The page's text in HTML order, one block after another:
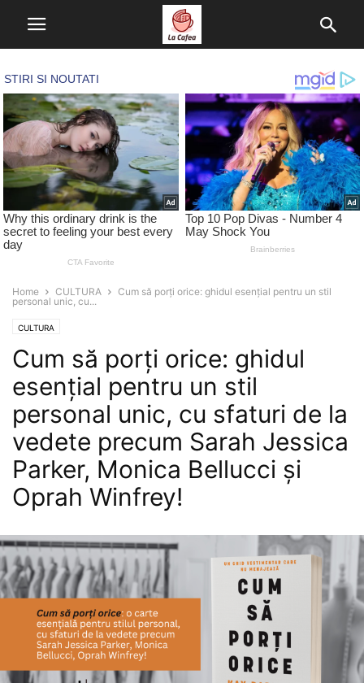
Home CULTURA
Cum să porți orice: ghidul esențial pentru un stil
personal unic, cu...
CULTURA
Cum să porți orice: ghidul
esențial pentru un stil
personal unic, cu sfaturi de la
vedete precum Sarah Jessica
Parker, Monica Bellucci și
Oprah Winfrey!